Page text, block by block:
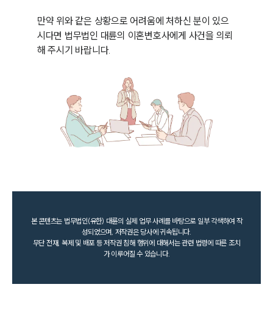
만약 위와 같은 상황으로 어려움에 처하신 분이 있으
시다면 법무법인 대륜의 이혼변호사에게 사건을 의뢰
해 주시기 바랍니다.
본 콘텐츠는 법무법인(유한) 대륜의 실제 업무 사례를 바탕으로 일부 각색하여 작
성되었으며, 저작권은 당사에 귀속됩니다.
무단 전재, 복제 및 배포 등 저작권 침해 행위에 대해서는 관련 법령에 따른 조치
가 이루어질 수 있습니다.